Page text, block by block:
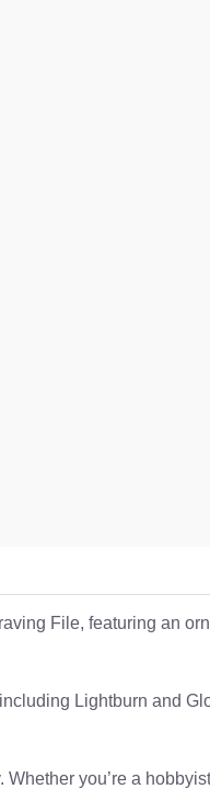
File, featuring an
Lightburn and
you’re a